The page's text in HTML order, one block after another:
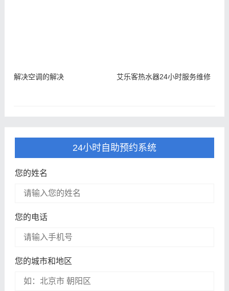
解决空调的解决 艾乐客热水器24小时服务维修
24小时自助预约系统
您的姓名
您的电话
您的城市和地区